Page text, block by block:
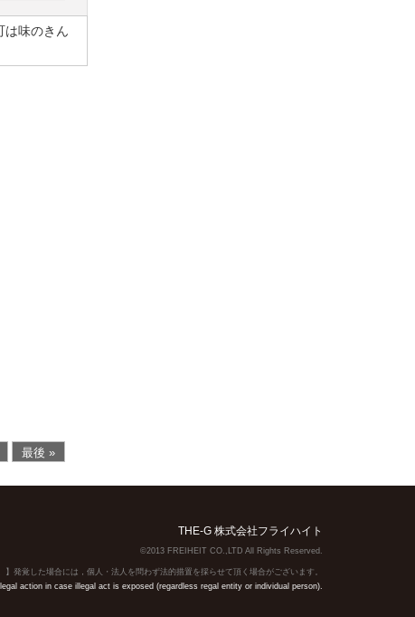
は味のきん
最後 »
THE-G 株式会社フライハイト
©2013 FREIHEIT CO.,LTD All Rights Reserved.
発覚した場合には，個人・法人を問わず法的措置を採らせて頂く場合がございます。
action in case illegal act is exposed (regardless regal entity or individual person).